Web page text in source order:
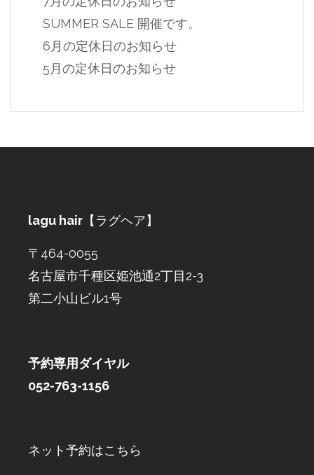
SUMMER SALE 開催です。
6月の定休日のお知らせ
5月の定休日のお知らせ
lagu hair 【ラグヘア】
〒464-0055
名古屋市千種区姫池通2丁目2-3
第二小山ビル1号
予約専用ダイヤル
052-763-1156
ネット予約はこちら